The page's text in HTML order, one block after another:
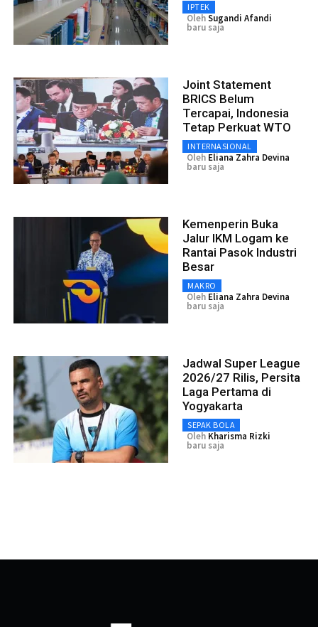
IPTEK
OlehSugandi Afandi
baru saja
Joint Statement
BRICS Belum
Tercapai, Indonesia
Tetap Perkuat WTO
INTERNASIONAL
Oleh Eliana Zahra Devina
baru saja
Kemenperin Buka
Jalur IKM Logam ke
Rantai Pasok Industri
Besar
MAKRO
Oleh Eliana Zahra Devina
baru saja
Jadwal Super League
2026/27 Rilis, Persita
Laga Pertama di
Yogyakarta
SEPAK BOLA
Oleh Kharisma Rizki
baru saja